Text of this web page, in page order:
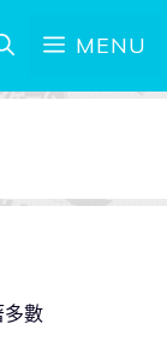
MENU
多數